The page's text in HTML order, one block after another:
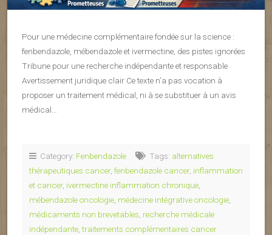
Pour une médecine complémentaire fondée sur la science :
fenbendazole, mébendazole et ivermectine, des pistes ignorées
Tribune pour une recherche indépendante et responsable
Avertissement juridique clair Ce texte n’a pas vocation à
proposer un traitement médical, ni à se substituer à un avis
médical…
Category: Fenbendazole Tags: alternatives
thérapeutiques cancer, fenbendazole cancer, inflammation
et cancer, ivermectine inflammation chronique,
mébendazole oncologie, médecine intégrative oncologie,
médicaments non brevetables, recherche médicale
indépendante,traitements complémentaires cancer